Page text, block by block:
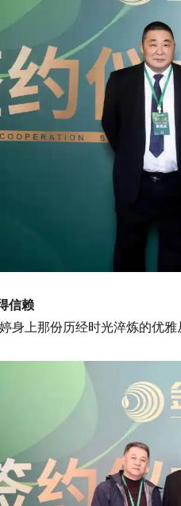
信赖
身上那份历经时光淬炼的优